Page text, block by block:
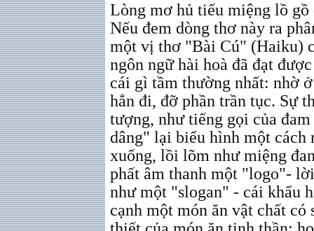
Lòng mơ hủ tiếu miệng lồ gồ
Nếu đem dòng thơ này ra
một vị thơ "Bài Cú" (Haiku)
ngôn ngữ hài hoà đã đạt
cái gì tầm thường nhất: nhờ
hẳn đi, đỡ phần trần tục. Sự
tượng, như tiếng gọi của
dâng" lại biểu hình một cách
xuống, lồi lõm như miệng
phất âm thanh một "logo"-
như một "slogan" - cái khẩu
cạnh một món ăn vật chất